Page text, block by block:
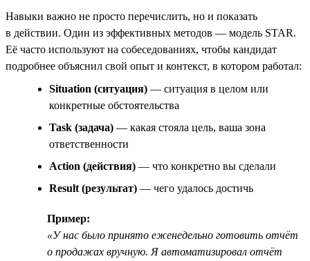
Навыки важно не просто перечислить, но и показать
в действии. Один из эффективных методов — модель STAR.
Её часто используют на собеседованиях, чтобы кандидат
подробнее объяснил свой опыт и контекст, в котором работал:
Situation (ситуация) — ситуация в целом или
конкретные обстоятельства
Task (задача) — какая стояла цель, ваша зона
ответственности
Action (действия) — что конкретно вы сделали
Result (результат) — чего удалось достичь
Пример:
«У нас было принято еженедельно готовить отчёт
о продажах вручную. Я автоматизировал отчёт